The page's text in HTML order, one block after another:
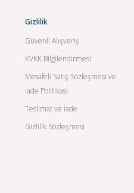
Gizlilik
Güvenli Alışveriş
KVKK Bilgilendirmesi
Mesafeli Satış Sözleşmesi ve
İade Politikası
Teslimat ve İade
Gizlilik Sözleşmesi